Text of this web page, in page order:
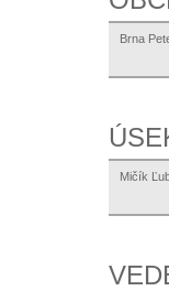
Brna
Mičík